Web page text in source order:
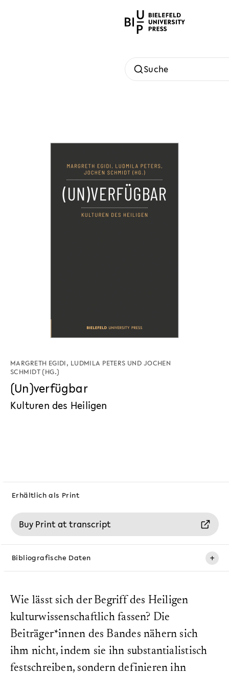
Suche
MARGRETH EGIDI, LUDMILA PETERS UND JOCHEN
SCHMIDT(HG.)
(Un)verfügbar
Kulturen des Heiligen
Wie lässt sich der Begriff des Heiligen
kulturwissenschaftlich fassen? Die
Beiträger*innen des Bandes nähern sich
ihm nicht, indem sie ihn substantialistisch
festschreiben, sondern definieren ihn
Erhältlich als Print
Buy Print at transcript
Bibliografische Daten +
ISBN (Print):
978-3-8376-6611-3
DOI:
10.14361/9783839466117
Seitenanzahl: